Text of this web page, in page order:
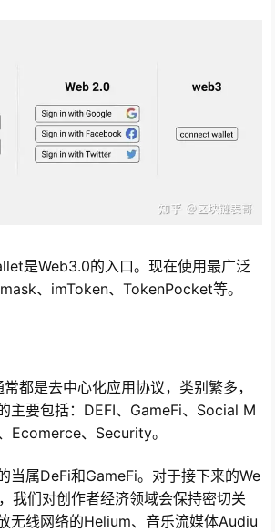
是Web3.0的入口。现在使用最广泛
、imToken、TokenPocket等。
都是去中心化应用协议，类别繁多，
主要包括：DEFI、GameFi、Social M
Ecomerce、Security。
当属DeFi和GameFi。对于接下来的We
我们对创作者经济领域会保持密切关
无线网络的Helium、音乐流媒体Audiu